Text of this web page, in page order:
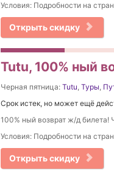
Условия: Подробности на
Открыть скидку
Tutu, 100% ный
Черная пятница: Tutu, Туры,
Срок истек, но может ещё
100% ный возврат ж/д билета!
Условия: Подробности на
Открыть скидку